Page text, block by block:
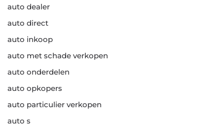
auto dealer
auto direct
auto inkoop
auto met schade verkopen
auto onderdelen
auto opkopers
auto particulier verkopen
auto s